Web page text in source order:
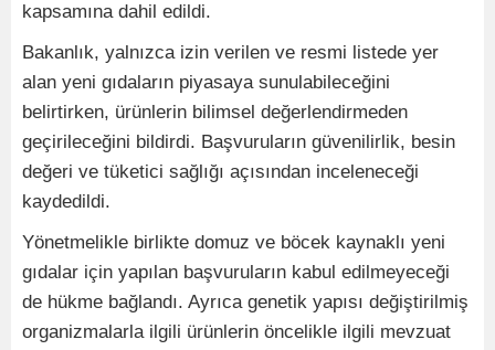
kapsamına dahil edildi.
Bakanlık, yalnızca izin verilen ve resmi listede yer
alan yeni gıdaların piyasaya sunulabileceğini
belirtirken, ürünlerin bilimsel değerlendirmeden
geçirileceğini bildirdi. Başvuruların güvenilirlik, besin
değeri ve tüketici sağlığı açısından inceleneceği
kaydedildi.
Yönetmelikle birlikte domuz ve böcek kaynaklı yeni
gıdalar için yapılan başvuruların kabul edilmeyeceği
de hükme bağlandı. Ayrıca genetik yapısı değiştirilmiş
organizmalarla ilgili ürünlerin öncelikle ilgili mevzuat